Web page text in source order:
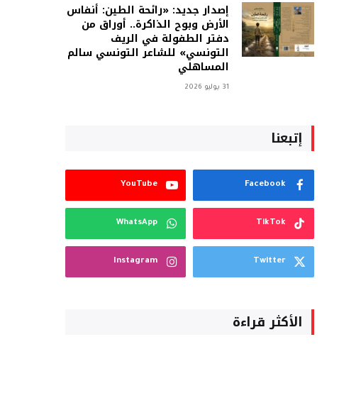
إصدار جديد: «رائحة الطين: أنفاس
الأرض وبوح الذاكرة.. أوراق من
دفتر الطفولة في الريف
التونسي» للشاعر التونسي سالم
المساهلي
31 يوليو 2026
إتبعنا
Facebook
YouTube
TikTok
WhatsApp
Twitter
Instagram
الأكثر قراءة